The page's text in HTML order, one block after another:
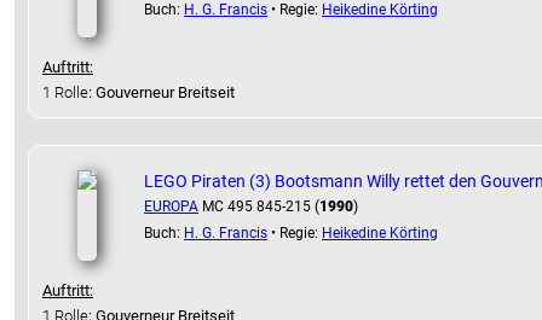
Buch: H. G. Francis • Regie: Heikedine Körting
Auftritt:
1 Rolle: Gouverneur Breitseit
LEGO Piraten (3) Bootsmann Willy rettet den
EUROPA MC 495 845-215 (1990)
Buch: H. G. Francis • Regie: Heikedine Körting
Auftritt:
1 Rolle: Gouverneur Breitseit